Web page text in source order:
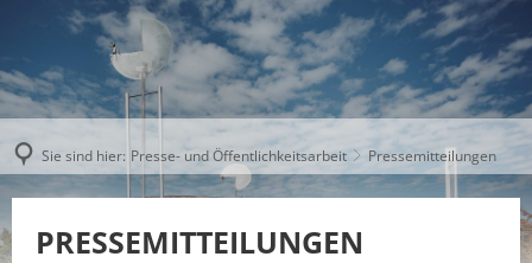
Sie sind hier: Presse- und Öffentlichkeitsarbeit Pressemitteilungen
PRESSEMITTEILUNGEN